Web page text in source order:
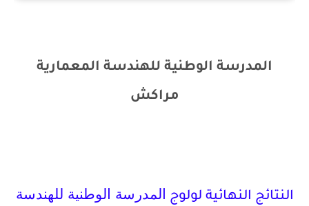
المدرسة الوطنية للهندسة المعمارية
مراكش
النتائج النهائية لولوج المدرسة الوطنية للهندسة